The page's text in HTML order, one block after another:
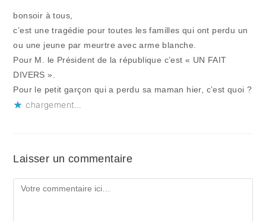
bonsoir à tous,
c’est une tragédie pour toutes les familles qui ont perdu un
ou une jeune par meurtre avec arme blanche.
Pour M. le Président de la république c’est « UN FAIT
DIVERS ».
Pour le petit garçon qui a perdu sa maman hier, c’est quoi ?
chargement…
Laisser un commentaire
Comment